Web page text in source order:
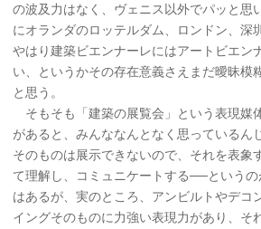
の波及力はなく、ヴェニス以外でパッと思
にオランダのロッテルダム、ロンドン、深
やはり建築ビエンナーレにはアートビエン
い、というかその存在意義さえまだ曖昧模
と思う。
そもそも「建築の展覧会」という表現媒
があると、みんななんとなく思っているん
そのものは展示できないので、それを表象
て理解し、コミュニケートする──という
はあるが、実のところ、アンビルトやデコ
イングそのものに力強い表現力があり、そ